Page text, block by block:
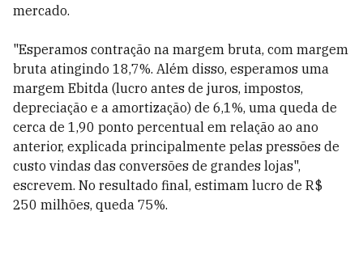
mercado.
"Esperamos contração na margem bruta, com margem
bruta atingindo 18,7%. Além disso, esperamos uma
margem Ebitda (lucro antes de juros, impostos,
depreciação e a amortização) de 6,1%, uma queda de
cerca de 1,90 ponto percentual em relação ao ano
anterior, explicada principalmente pelas pressões de
custo vindas das conversões de grandes lojas",
escrevem. No resultado final, estimam lucro de R$
250 milhões, queda 75%.